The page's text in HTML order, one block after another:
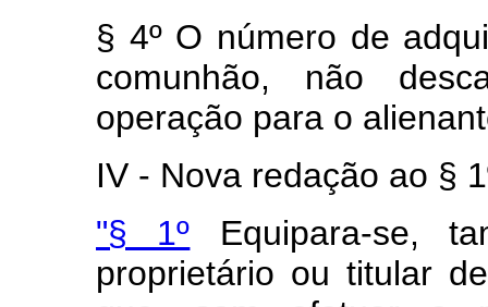
§ 4º O número de
comunhão, não
operação para o
IV - Nova redação ao §
"§ 1º Equipara-se,
proprietário ou titular